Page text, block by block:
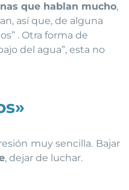
que hablan mucho,
así que, de alguna
. Otra forma de
del agua”, esta no
muy sencilla. Bajar
, dejar de luchar.